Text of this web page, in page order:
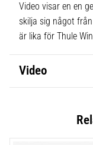
Video visar en en
skilja sig något
är lika för Thule
Video